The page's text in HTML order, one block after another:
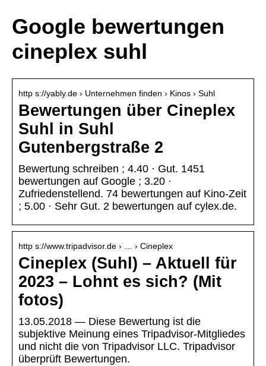
Google bewertungen
cineplex suhl
http s://yably.de › Unternehmen finden › Kinos › Suhl
Bewertungen über Cineplex
Suhl in Suhl
Gutenbergstraße 2
Bewertung schreiben ; 4.40 · Gut. 1451
bewertungen auf Google ; 3.20 ·
Zufriedenstellend. 74 bewertungen auf Kino-Zeit
; 5.00 · Sehr Gut. 2 bewertungen auf cylex.de.
http s://www.tripadvisor.de › … › Cineplex
Cineplex (Suhl) – Aktuell für
2023 – Lohnt es sich? (Mit
fotos)
13.05.2018 — Diese Bewertung ist die
subjektive Meinung eines Tripadvisor-Mitgliedes
und nicht die von Tripadvisor LLC. Tripadvisor
überprüft Bewertungen.